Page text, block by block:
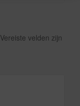
Vereiste velden zijn